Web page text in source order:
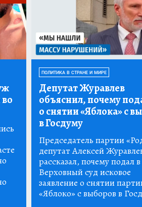
ПОЛИТИКА В СТРАНЕ И МИРЕ
Депутат Журавлев
объяснил, почему
о снятии «Яблока» с
в Госдуму
Председатель партии
депутат Алексей
рассказал, почему подал в
Верховный суд исковое
заявление о снятии
«Яблоко» с выборов в